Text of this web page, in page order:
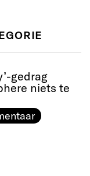
gedrag
niets te